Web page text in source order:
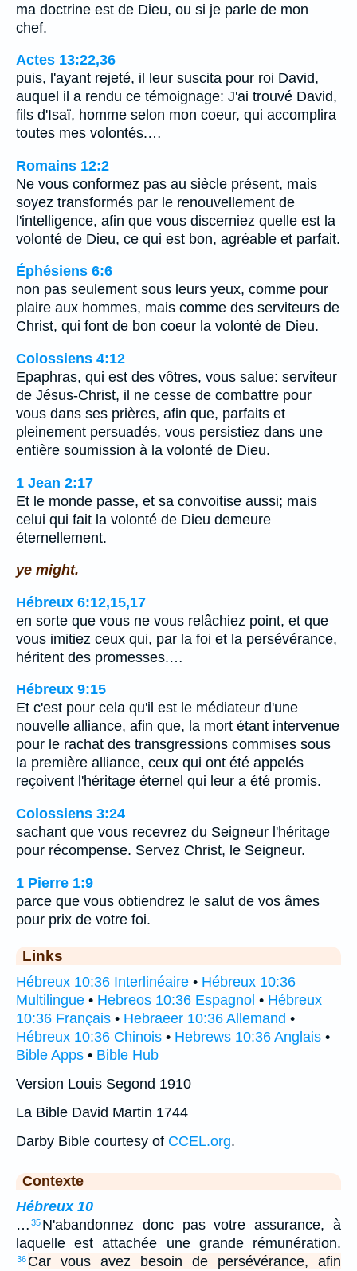
ma doctrine est de Dieu, ou si je parle de mon
chef.
Actes 13:22,36
puis, l'ayant rejeté, il leur suscita pour roi David,
auquel il a rendu ce témoignage: J'ai trouvé David,
fils d'Isaï, homme selon mon coeur, qui accomplira
toutes mes volontés.…
Romains 12:2
Ne vous conformez pas au siècle présent, mais
soyez transformés par le renouvellement de
l'intelligence, afin que vous discerniez quelle est la
volonté de Dieu, ce qui est bon, agréable et parfait.
Éphésiens 6:6
non pas seulement sous leurs yeux, comme pour
plaire aux hommes, mais comme des serviteurs de
Christ, qui font de bon coeur la volonté de Dieu.
Colossiens 4:12
Epaphras, qui est des vôtres, vous salue: serviteur
de Jésus-Christ, il ne cesse de combattre pour
vous dans ses prières, afin que, parfaits et
pleinement persuadés, vous persistiez dans une
entière soumission à la volonté de Dieu.
1 Jean 2:17
Et le monde passe, et sa convoitise aussi; mais
celui qui fait la volonté de Dieu demeure
éternellement.
ye might.
Hébreux 6:12,15,17
en sorte que vous ne vous relâchiez point, et que
vous imitiez ceux qui, par la foi et la persévérance,
héritent des promesses.…
Hébreux 9:15
Et c'est pour cela qu'il est le médiateur d'une
nouvelle alliance, afin que, la mort étant intervenue
pour le rachat des transgressions commises sous
la première alliance, ceux qui ont été appelés
reçoivent l'héritage éternel qui leur a été promis.
Colossiens 3:24
sachant que vous recevrez du Seigneur l'héritage
pour récompense. Servez Christ, le Seigneur.
1 Pierre 1:9
parce que vous obtiendrez le salut de vos âmes
pour prix de votre foi.
Links
Hébreux 10:36 Interlinéaire • Hébreux 10:36
Multilingue • Hebreos 10:36 Espagnol • Hébreux
10:36 Français • Hebraeer 10:36 Allemand •
Hébreux 10:36 Chinois • Hebrews 10:36 Anglais •
Bible Apps • Bible Hub
Version Louis Segond 1910
La Bible David Martin 1744
Darby Bible courtesy of CCEL.org.
Contexte
Hébreux 10
… 35 N'abandonnez donc pas votre assurance, à
laquelle est attachée une grande rémunération.
36 Car vous avez besoin de persévérance, afin